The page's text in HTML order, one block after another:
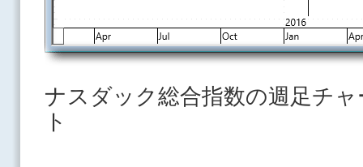
ナスダック総合指数の週足チャ
ト